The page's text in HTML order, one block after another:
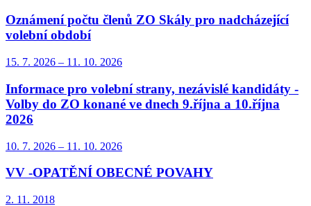
Oznámení počtu členů ZO Skály pro nadcházející
volební období
15. 7. 2026 – 11. 10. 2026
Informace pro volební strany, nezávislé kandidáty -
Volby do ZO konané ve dnech 9.října a 10.října
2026
10. 7. 2026 – 11. 10. 2026
VV -OPATĚNÍ OBECNÉ POVAHY
2. 11. 2018